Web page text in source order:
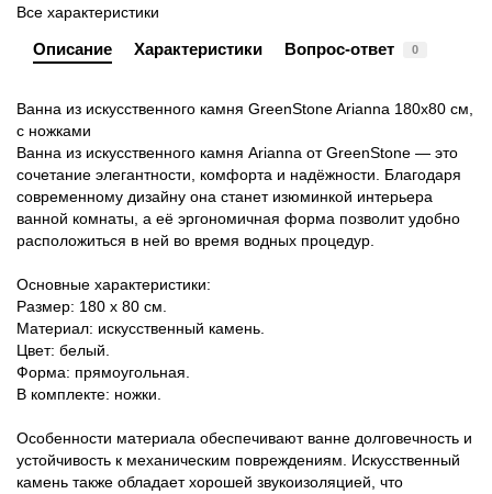
Все характеристики
Описание Характеристики Вопрос-ответ 0
Ванна из искусственного камня GreenStone Arianna 180x80 см,
с ножками
Ванна из искусственного камня Arianna от GreenStone — это
сочетание элегантности, комфорта и надёжности. Благодаря
современному дизайну она станет изюминкой интерьера
ванной комнаты, а её эргономичная форма позволит удобно
расположиться в ней во время водных процедур.
Основные характеристики:
Размер: 180 x 80 см.
Материал: искусственный камень.
Цвет: белый.
Форма: прямоугольная.
В комплекте: ножки.
Особенности материала обеспечивают ванне долговечность и
устойчивость к механическим повреждениям. Искусственный
камень также обладает хорошей звукоизоляцией, что